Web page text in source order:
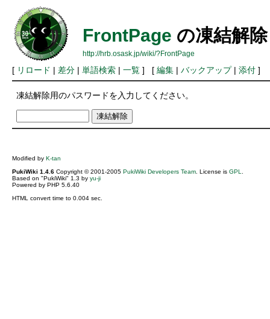
FrontPage の凍結解除
http://hrb.osask.jp/wiki/?FrontPage
[ リロード | 差分| 単語検索| 一覧] [ 編集| バックアップ| 添付]
凍結解除用のパスワードを入力してください。
Modified by K-tan
PukiWiki 1.4.6Copyright © 2001-2005 PukiWiki Developers Team. License is GPL
Based on "PukiWiki" 1.3 by yu-ji
Powered by PHP 5.6.40
HTML convert time to 0.004 sec.